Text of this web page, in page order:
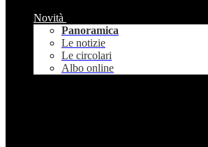
Novità
Panoramica
Le notizie
Le circolari
Albo online